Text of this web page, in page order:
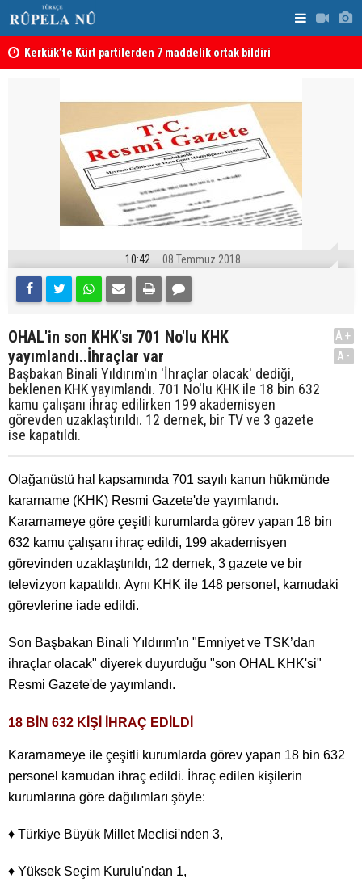
Kerkük’te Kürt partilerden 7 maddelik ortak bildiri
10:42 08 Temmuz 2018
OHAL'in son KHK'sı 701 No'lu KHK
yayımlandı..İhraçlar var
Başbakan Binali Yıldırım'ın 'İhraçlar olacak' dediği,
beklenen KHK yayımlandı. 701 No'lu KHK ile 18 bin 632
kamu çalışanı ihraç edilirken 199 akademisyen
görevden uzaklaştırıldı. 12 dernek, bir TV ve 3 gazete
ise kapatıldı.
A+
A-
Olağanüstü hal kapsamında 701 sayılı kanun hükmünde
kararname (KHK) Resmi Gazete'de yayımlandı.
Kararnameye göre çeşitli kurumlarda görev yapan 18 bin
632 kamu çalışanı ihraç edildi, 199 akademisyen
görevinden uzaklaştırıldı, 12 dernek, 3 gazete ve bir
televizyon kapatıldı. Aynı KHK ile 148 personel, kamudaki
görevlerine iade edildi.
Son Başbakan Binali Yıldırım'ın "Emniyet ve TSK’dan
ihraçlar olacak" diyerek duyurduğu "son OHAL KHK'si"
Resmi Gazete'de yayımlandı.
18 BİN 632 KİŞİ İHRAÇ EDİLDİ
Kararnameye ile çeşitli kurumlarda görev yapan 18 bin 632
personel kamudan ihraç edildi. İhraç edilen kişilerin
kurumlarına göre dağılımları şöyle:
♦ Türkiye Büyük Millet Meclisi'nden 3,
♦ Yüksek Seçim Kurulu'ndan 1,